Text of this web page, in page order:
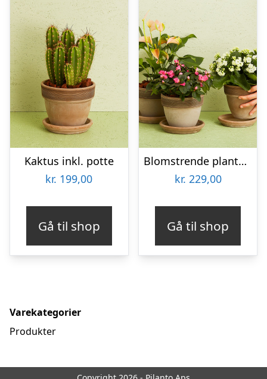
Kaktus inkl. potte
kr. 199,00
Gå til shop
Blomstrende plante (Floristens kreative valg) inkl. potte
kr. 229,00
Gå til shop
Varekategorier
Produkter